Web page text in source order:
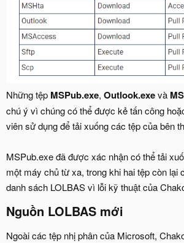
Những tệp MSPub.exe, Outlook.exevà
chú ý vì chúng có thể được kẻ tấn công
viên sử dụng để tải xuống các tệp của bên
MSPub.exe đã được xác nhận có thể tải
một máy chủ từ xa, trong khi hai tệp còn lại
danh sách LOLBAS vì lỗi kỹ thuật của
Nguồn LOLBAS mới
Ngoài các tệp nhị phân của Microsoft,